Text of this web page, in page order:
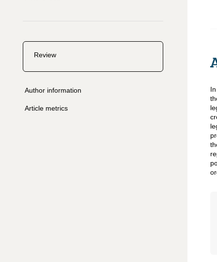
Review
Author information
Article metrics